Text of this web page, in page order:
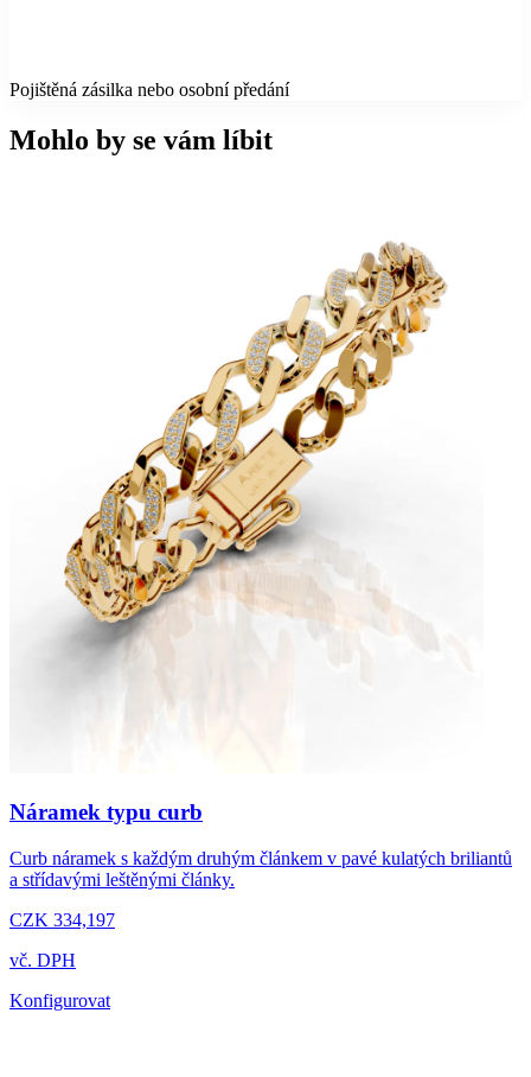
Pojištěná zásilka nebo osobní předání
Mohlo by se vám líbit
Náramek typu curb
Curb náramek s každým druhým článkem v pavé kulatých briliantů
a střídavými leštěnými články.
CZK 334,197
vč. DPH
Konfigurovat